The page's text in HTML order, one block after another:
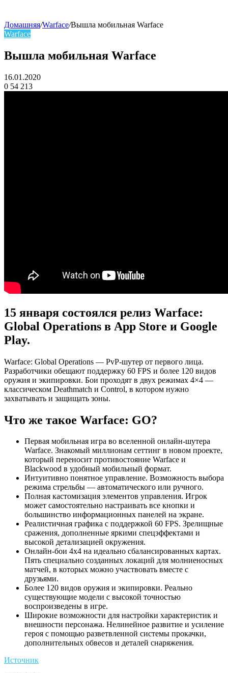
skin
Домашняя/Warface/Вышла мобильная Warface
Warface
Вышла мобильная Warface
16.01.2020
0 54 213
15 января состоялся релиз Warface:
Global Operations в App Store и Google
Play.
Warface: Global Operations — PvP-шутер от первого лица.
Разработчики обещают поддержку 60 FPS и более 120 видов
оружия и экипировки. Бои проходят в двух режимах 4×4 —
классическом Deathmatch и Control, в котором нужно
захватывать и защищать зоны.
Что же такое Warface: GO?
Первая мобильная игра во вселенной онлайн-шутера
Warface. Знакомый миллионам сеттинг в новом проекте,
который переносит противостояние Warface и
Blackwood в удобный мобильный формат.
Интуитивно понятное управление. Возможность выбора
режима стрельбы — автоматического или ручного.
Полная кастомизация элементов управления. Игрок
может самостоятельно настраивать все кнопки и
большинство информационных панелей на экране.
Реалистичная графика с поддержкой 60 FPS. Зрелищные
сражения, дополненные яркими спецэффектами и
высокой детализацией окружения.
Онлайн-бои 4х4 на идеально сбалансированных картах.
Пять специально созданных локаций для молниеносных
матчей, в которых можно участвовать вместе с
друзьями.
Более 120 видов оружия и экипировки. Реально
существующие модели с высокой точностью
воспроизведены в игре.
Широкие возможности для настройки характеристик и
внешности персонажа. Нелинейное развитие и усиление
героя с помощью разветвленной системы прокачки,
дополнительных обвесов и деталей снаряжения.
Источник